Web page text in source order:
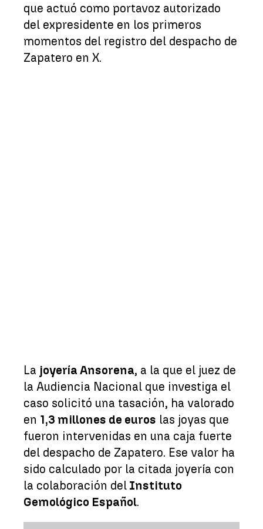
que actuó como portavoz autorizado
del expresidente en los primeros
momentos del registro del despacho de
Zapatero en X.
La joyería Ansorena, a la que el juez de
la Audiencia Nacional que investiga el
caso solicitó una tasación, ha valorado
en 1,3 millones de euros las joyas que
fueron intervenidas en una caja fuerte
del despacho de Zapatero. Ese valor ha
sido calculado por la citada joyería con
la colaboración del Instituto
Gemológico Español.